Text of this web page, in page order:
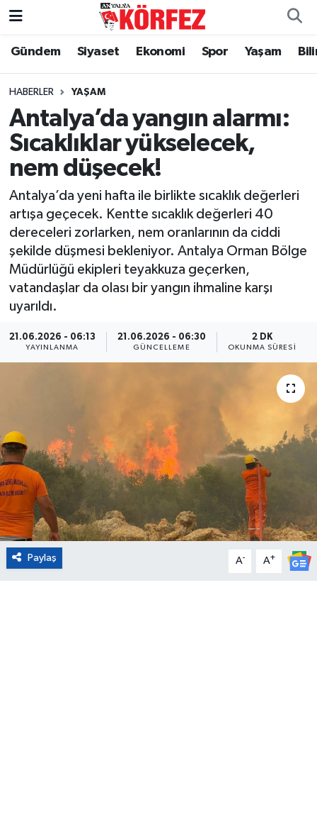
Gündem Siyaset Ekonomi Spor Yaşam
HABERLER YAŞAM
Antalya’da yangın alarmı:
Sıcaklıklar yükselecek,
nem düşecek!
Antalya’da yeni hafta ile birlikte sıcaklık değerleri
artışa geçecek. Kentte sıcaklık değerleri 40
dereceleri zorlarken, nem oranlarının da ciddi
şekilde düşmesi bekleniyor. Antalya Orman Bölge
Müdürlüğü ekipleri teyakkuza geçerken,
vatandaşlar da olası bir yangın ihmaline karşı
uyarıldı.
21.06.2026 - 06:13
YAYINLANMA
21.06.2026 - 06:30
GÜNCELLEME
2 DK
OKUNMA SÜRESI
Paylaş A- A+
Gündem
Siyaset
Yerel Yönetim
Ekonomi
Spor
Yaşam
Asayiş
Dünya
Eğitim
Turizm
Çevre
Kültür ve Sanat
Sivil Toplum
Nöbetçi Eczaneler
Hava Durumu
Trafik Durumu
Süper Lig Puan Durumu ve Fikstür
Tüm Manşetler
Son Dakika Haberleri
Haber Arşivi